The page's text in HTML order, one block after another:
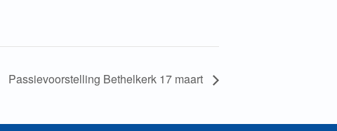
Passievoorstelling Bethelkerk 17 maart